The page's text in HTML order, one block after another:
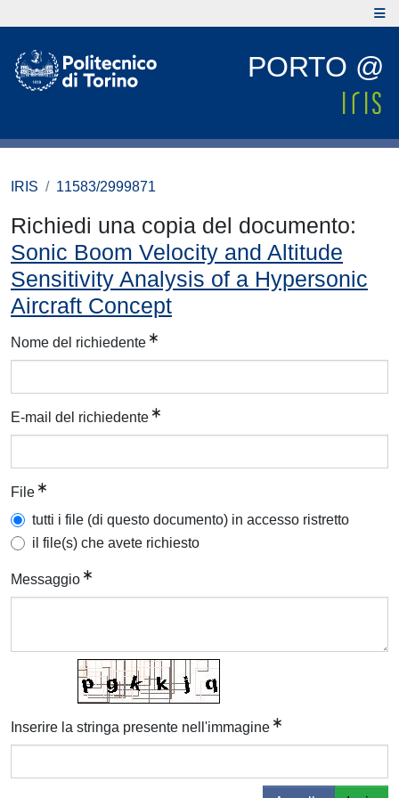
PORTO @
IRIS 11583/2999871
Richiedi una copia del documento:
Sonic Boom Velocity and Altitude
Sensitivity Analysis of a Hypersonic
Aircraft Concept
Nome del richiedente
E-mail del richiedente
File
tutti i file (di questo documento) in accesso ristretto
il file(s) che avete richiesto
Messaggio
Inserire la stringa presente nell'immagine